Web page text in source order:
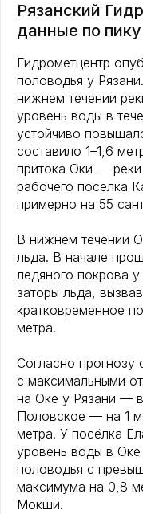
Рязанский
данные по
Гидрометцентр
половодья у
нижнем течении
уровень воды в
устойчиво
составило 1–1,6
притока Оки —
рабочего посёлка
примерно на 55
В нижнем течении
льда. В начале
ледяного покрова
заторы льда,
кратковременное
метра.
Согласно прогнозу
с максимальными
на Оке у Рязани —
Половское — на 1
метра. У посёлка
уровень воды в
половодья с
максимума на 0,8
Мокши.